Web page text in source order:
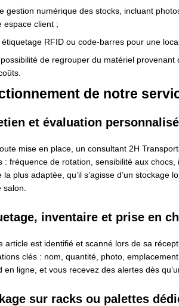
gestion numérique des stocks, incluant
espace client ;
étiquetage RFID ou code-barres pour une
de regrouper du matériel
de notre
et évaluation
mise en place, un consultant 2H
: fréquence de rotation, sensibilité aux
la plus adaptée, qu’il s’agisse d’un
inventaire et prise en
article est identifié et scanné lors de sa
clés : nom, quantité, photo,
en ligne, et vous recevez des alertes dès
sur racks ou palettes